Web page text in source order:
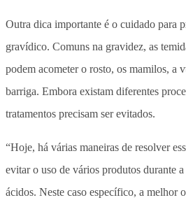
Outra dica importante é o cuidado para
gravídico. Comuns na gravidez, as
podem acometer o rosto, os mamilos, a
barriga. Embora existam diferentes
tratamentos precisam ser evitados.
“Hoje, há várias maneiras de resolver
evitar o uso de vários produtos durante
ácidos. Neste caso específico, a melhor